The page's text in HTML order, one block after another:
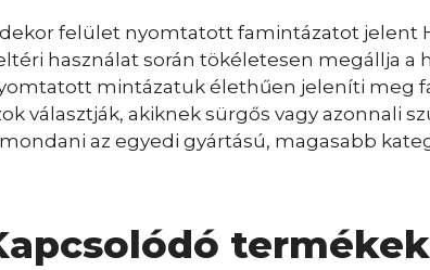
felület nyomtatott famintázatot jelent
használat során tökéletesen megállja a
mintázatuk élethűen jeleníti meg
választják, akiknek sürgős vagy azonnali
az egyedi gyártású, magasabb
termékek